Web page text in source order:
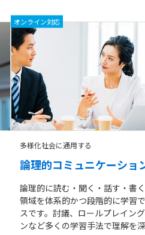
オンライン対応
多様化社会に通用する
論理的コミュニケーショ
論理的に読む・聞く・話す・書
領域を体系的かつ段階的に学習
スです。討議、ロールプレイン
ンなど多くの学習手法で理解を